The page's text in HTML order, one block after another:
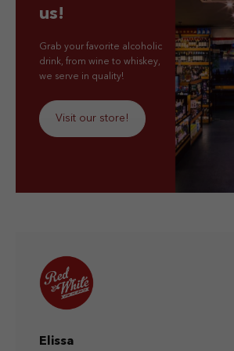
us!
Grab your favorite alcoholic
drink, from wine to whiskey,
we serve in quality!
Visit our store!
Elissa